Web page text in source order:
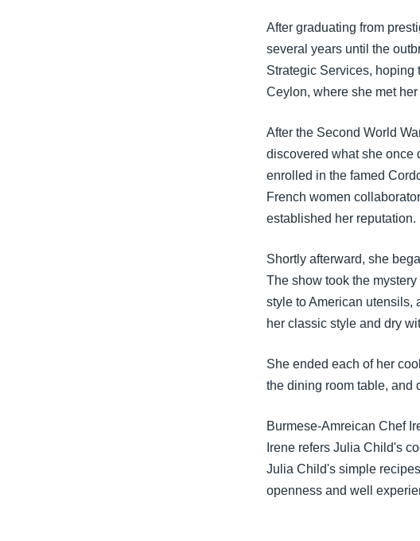
After graduating from
several years until the
Strategic Services, hoping
Ceylon, where she met
After the Second World
discovered what she once
enrolled in the famed
French women
established her reputation.
Shortly afterward, she
The show took the
style to American utensils,
her classic style and dry
She ended each of her
the dining room table, and
Burmese-Amreican Chef
Irene refers Julia Child's
Julia Child's simple
openness and well